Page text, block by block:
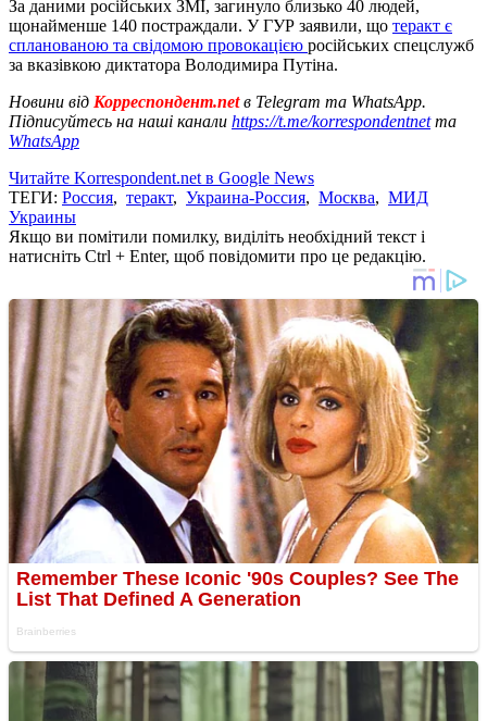
За даними російських ЗМІ, загинуло близько 40 людей,
щонайменше 140 постраждали. У ГУР заявили, що теракт є
спланованою та свідомою провокацією російських спецслужб
за вказівкою диктатора Володимира Путіна.
Новини від Корреспондент.netв Telegram та WhatsApp.
Підписуйтесь на наші канали https://t.me/korrespondentnetта
WhatsApp
Читайте Korrespondent.net в Google News
ТЕГИ: Россия, теракт, Украина-Россия, Москва, МИД
Украины
Якщо ви помітили помилку, виділіть необхідний текст і
натисніть Ctrl + Enter, щоб повідомити про це редакцію.